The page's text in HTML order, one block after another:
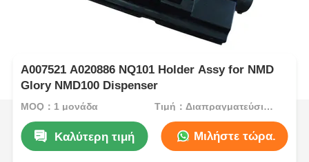
A007521 A020886 NQ101 Holder Assy for NMD
Glory NMD100 Dispenser
MOQ：1 μονάδα Τιμή：Διαπραγματεύσιμος
Καλύτερη τιμή Μιλήστε τώρα.